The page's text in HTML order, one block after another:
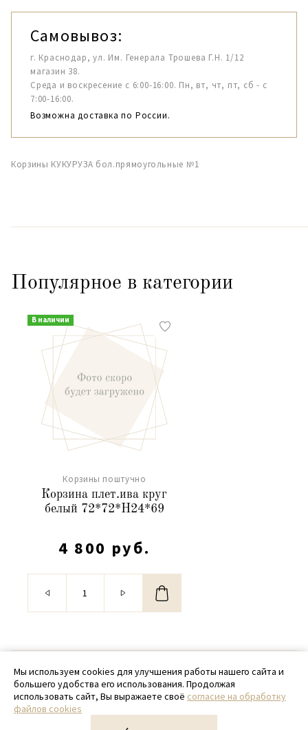
Самовывоз:
г. Краснодар, ул. Им. Генерала Трошева Г.Н. 1/12
магазин 38.
Среда и воскресение с 6:00-16:00. Пн, вт, чт, пт, сб - с
7:00-16:00.
Возможна доставка по России.
Корзины КУКУРУЗА бол.прямоугольные №1
Популярное в категории
В наличии
Корзины поштучно
Корзина плет.ива круг
белый 72*72*H24*69
4 800 руб.
© 2020 - 2026 SamPack
+ 7 (918) 699-97-87
zakaz@sampack.store
Мы используем cookies для улучшения работы нашего сайта и
большего удобства его использования. Продолжая
использовать сайт, Вы выражаете своё согласие на обработку
файлов cookies